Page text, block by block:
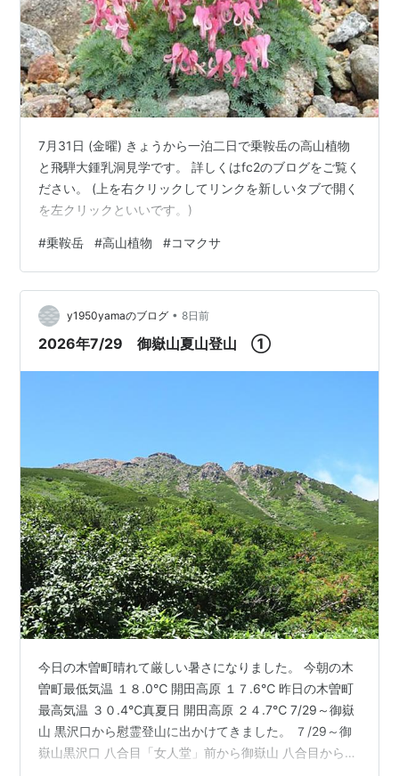
7月31日 (金曜) きょうから一泊二日で乗鞍岳の高山植物
と飛騨大鍾乳洞見学です。 詳しくはfc2のブログをご覧く
ださい。 (上を右クリックしてリンクを新しいタブで開く
を左クリックといいです。)
#乗鞍岳 #高山植物 #コマクサ
y1950yamaのブログ • 8日前
2026年7/29 御嶽山夏山登山 ①
今日の木曽町晴れて厳しい暑さになりました。 今朝の木
曽町最低気温 １８.0℃ 開田高原 １７.6℃ 昨日の木曽町
最高気温 ３０.4℃真夏日 開田高原 ２４.7℃ 7/29～御嶽
山 黒沢口から慰霊登山に出かけてきました。 ７/29～御
嶽山黒沢口 八合目「女人堂」前から御嶽山 八合目から三